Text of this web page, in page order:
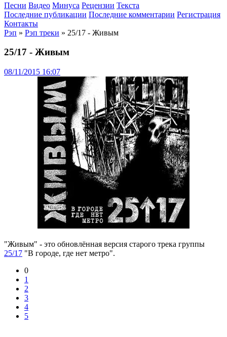
Песни Видео Минуса Рецензии Текста
Последние публикации Последние комментарии Регистрация
Контакты
Рэп » Рэп треки » 25/17 - Живым
25/17 - Живым
08/11/2015 16:07
"Живым" - это обновлённая версия старого трека группы
25/17 "В городе, где нет метро".
0
1
2
3
4
5